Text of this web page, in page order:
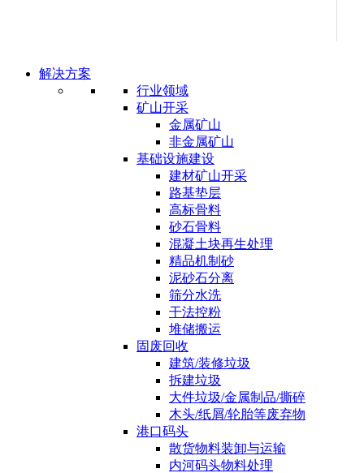
解决方案
行业领域
矿山开采
金属矿山
非金属矿山
基础设施建设
建材矿山开采
路基垫层
高标骨料
砂石骨料
混凝土块再生处理
精品机制砂
泥砂石分离
筛分水洗
干法控粉
堆储搬运
固废回收
建筑/装修垃圾
拆建垃圾
大件垃圾/金属制品/撕碎
木头/纸屑/轮胎等废弃物
港口码头
散货物料装卸与运输
内河码头物料处理